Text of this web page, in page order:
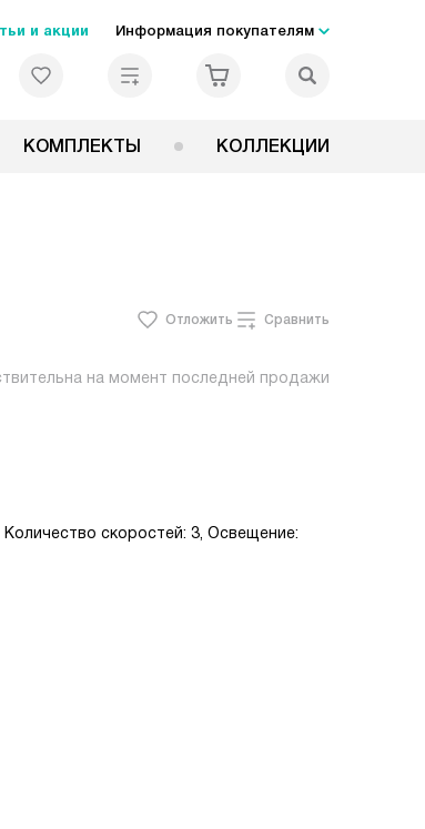
и акции Информация покупателям
КОМПЛЕКТЫ КОЛЛЕКЦИИ
Отложить Сравнить
на момент последней продажи
скоростей: 3, Освещение: